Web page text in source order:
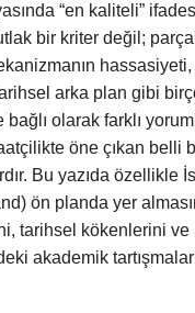
“en kaliteli”
bir kriter değil;
hassasiyeti,
arka plan gibi
bağlı olarak farklı
öne çıkan belli
Bu yazıda özellikle
ön planda yer
tarihsel kökenlerini ve
akademik